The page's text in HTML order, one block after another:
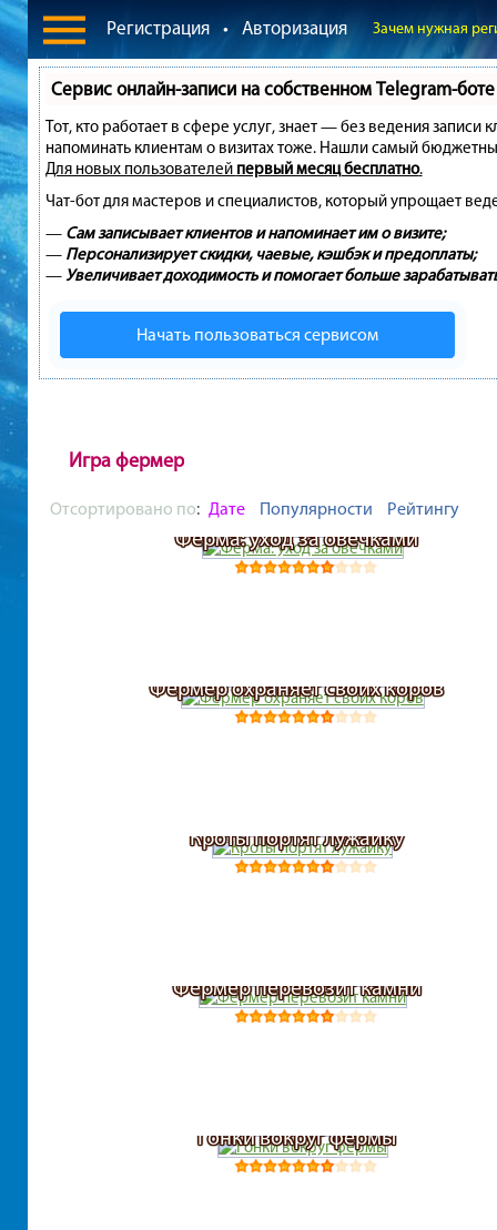
Регистрация • Авторизация Зачем нужная
Сервис онлайн-записи на собственном Telegram-боте
Тот, кто работает в сфере услуг, знает — без ведения
напоминать клиентам о визитах тоже. Нашли самый
Для новых пользователей первый месяц бесплатно.
Чат-бот для мастеров и специалистов, который упрощает
— Сам записывает клиентов и напоминает им о визите;
— Персонализирует скидки, чаевые, кэшбэк и предоплаты;
—Увеличивает доходимость и помогает больше
Начать пользоваться сервисом
Игра фермер
Отсортировано по: Дате Популярности Рейтингу
Ферма: уход за овечками
Фермер охраняет своих коров
Кроты портят лужайку
Фермер перевозит камни
Гонки вокруг фермы